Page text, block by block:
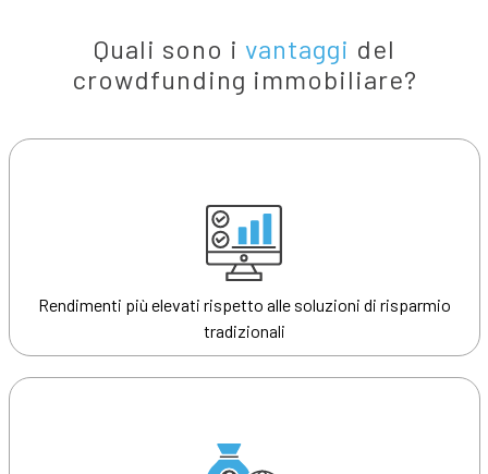
Quali sono i vantaggi del
crowdfunding immobiliare?
Rendimenti più elevati rispetto alle soluzioni di risparmio
tradizionali